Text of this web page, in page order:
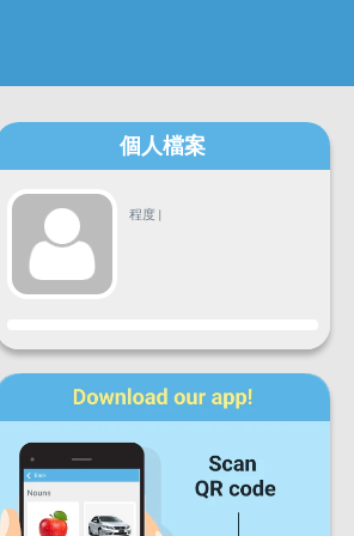
個人檔案
程度 |
進度
星期一 星期三 星期四